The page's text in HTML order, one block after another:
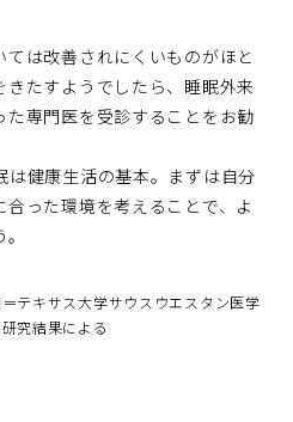
は改善されにくいものがほと
たすようでしたら、睡眠外来
専門医を受診することをお勧
は健康生活の基本。まずは自分
った環境を考えることで、よ
テキサス大学サウスウエスタン医学
究結果による